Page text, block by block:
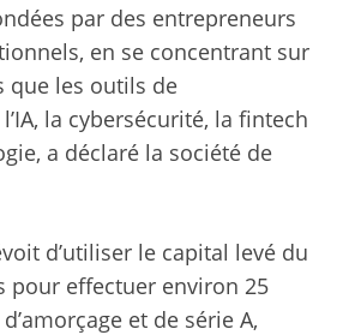
par des entrepreneurs
en se concentrant sur
que les outils de
la cybersécurité, la fintech
a déclaré la société de
d’utiliser le capital levé du
pour effectuer environ 25
et de série A,